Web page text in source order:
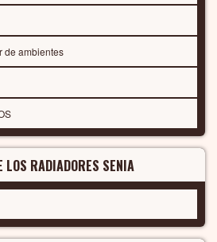
de ambientes
LOS RADIADORES SENIA